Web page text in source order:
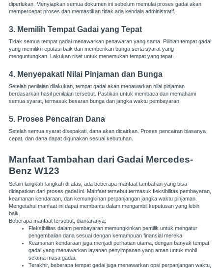
diperlukan. Menyiapkan semua dokumen ini sebelum memulai proses gadai akan
mempercepat proses dan memastikan tidak ada kendala administratif.
3. Memilih Tempat Gadai yang Tepat
Tidak semua tempat gadai menawarkan penawaran yang sama. Pilihlah tempat gadai
yang memiliki reputasi baik dan memberikan bunga serta syarat yang
menguntungkan. Lakukan riset untuk menemukan tempat yang tepat.
4. Menyepakati Nilai Pinjaman dan Bunga
Setelah penilaian dilakukan, tempat gadai akan menawarkan nilai pinjaman
berdasarkan hasil penilaian tersebut. Pastikan untuk membaca dan memahami
semua syarat, termasuk besaran bunga dan jangka waktu pembayaran.
5. Proses Pencairan Dana
Setelah semua syarat disepakati, dana akan dicairkan. Proses pencairan biasanya
cepat, dan dana dapat digunakan sesuai kebutuhan.
Manfaat Tambahan dari Gadai Mercedes-
Benz W123
Selain langkah-langkah di atas, ada beberapa manfaat tambahan yang bisa
didapatkan dari proses gadai ini. Manfaat tersebut termasuk fleksibilitas pembayaran,
keamanan kendaraan, dan kemungkinan perpanjangan jangka waktu pinjaman.
Mengetahui manfaat ini dapat membantu dalam mengambil keputusan yang lebih
baik.
Beberapa manfaat tersebut, diantaranya:
Fleksibilitas dalam pembayaran memungkinkan pemilik untuk mengatur
pengembalian dana sesuai dengan kemampuan finansial mereka.
Keamanan kendaraan juga menjadi perhatian utama, dengan banyak tempat
gadai yang menawarkan layanan penyimpanan yang aman untuk mobil
selama masa gadai.
Terakhir, beberapa tempat gadai juga menawarkan opsi perpanjangan waktu,